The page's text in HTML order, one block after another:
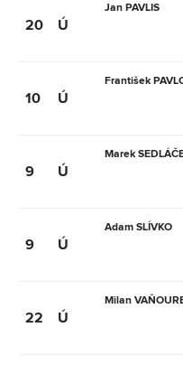
20 Ú
Jan PAVLIS
10 Ú
František
9 Ú
Marek
9 Ú
Adam SLÍVKO
22 Ú
Milan